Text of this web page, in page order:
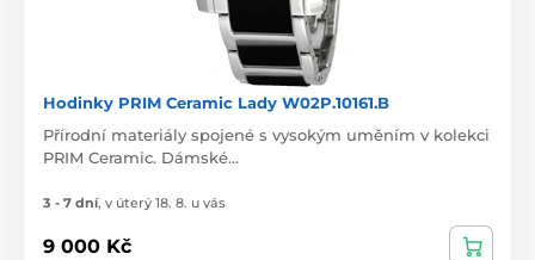
Hodinky PRIM Ceramic Lady W02P.10161.B
Přírodní materiály spojené s vysokým uměním v kolekci
PRIM Ceramic. Dámské…
3 - 7 dní, v úterý 18. 8. u vás
9 000 Kč